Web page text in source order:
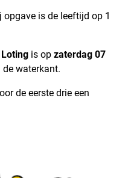
leeftijd op 1
Loting is op zaterdag 07
de waterkant.
drie een